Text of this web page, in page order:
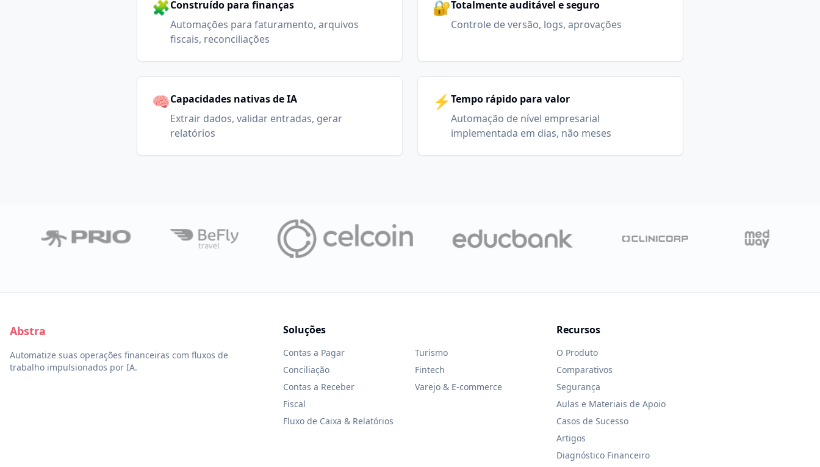
🧩Construído para finanças
Automações para faturamento, arquivos
fiscais, reconciliações
🔐Totalmente auditável e seguro
Controle de versão, logs, aprovações
🧠Capacidades nativas de IA
Extrair dados, validar entradas, gerar
relatórios
⚡ Tempo rápido para valor
Automação de nível empresarial
implementada em dias, não meses
Abstra
Automatize suas operações financeiras com fluxos de
trabalho impulsionados por IA.
Soluções
Contas a Pagar
Conciliação
Contas a Receber
Fiscal
Fluxo de Caixa & Relatórios
Turismo
Fintech
Varejo & E-commerce
Recursos
O Produto
Comparativos
Segurança
Aulas e Materiais de Apoio
Casos de Sucesso
Artigos
Diagnóstico Financeiro